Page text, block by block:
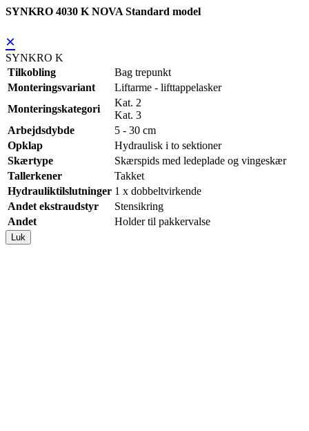
SYNKRO 4030 K NOVA Standard model
×
SYNKRO K
Tilkobling
Bag trepunkt
Monteringsvariant
Liftarme - lifttappelasker
Monteringskategori
Kat. 2
Kat. 3
Arbejdsdybde
5 - 30 cm
Opklap
Hydraulisk i to sektioner
Skærtype
Skærspids med ledeplade og vingeskær
Tallerkener
Takket
Hydrauliktilslutninger 1 x dobbeltvirkende
Andet ekstraudstyr
Stensikring
Andet
Holder til pakkervalse
Luk